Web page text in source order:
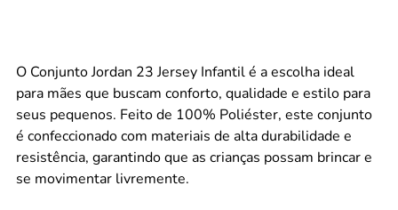
O Conjunto Jordan 23 Jersey Infantil é a escolha ideal
para mães que buscam conforto, qualidade e estilo para
seus pequenos. Feito de 100% Poliéster, este conjunto
é confeccionado com materiais de alta durabilidade e
resistência, garantindo que as crianças possam brincar e
se movimentar livremente.